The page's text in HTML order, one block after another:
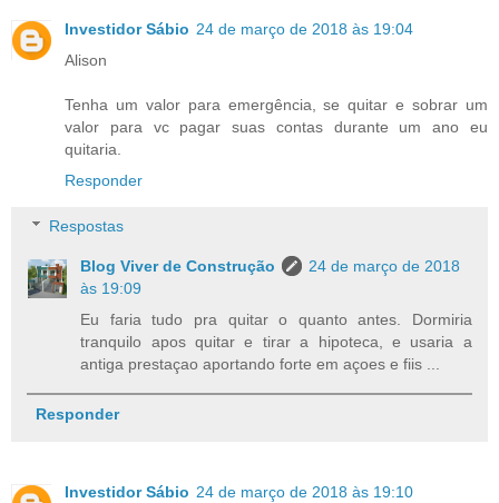
Investidor Sábio 24 de março de 2018 às 19:04
Alison
Tenha um valor para emergência, se quitar e sobrar um
valor para vc pagar suas contas durante um ano eu
quitaria.
Responder
Respostas
Blog Viver de Construção
24 de março de 2018
às 19:09
Eu faria tudo pra quitar o quanto antes. Dormiria
tranquilo apos quitar e tirar a hipoteca, e usaria a
antiga prestaçao aportando forte em açoes e fiis ...
Responder
Investidor Sábio 24 de março de 2018 às 19:10